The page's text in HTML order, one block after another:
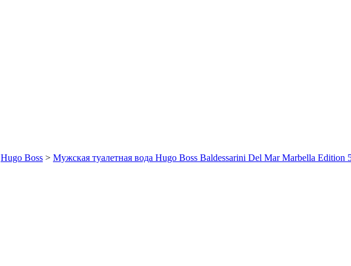
Hugo Boss > Мужская туалетная вода Hugo Boss Baldessarini Del Mar Marbella Edition